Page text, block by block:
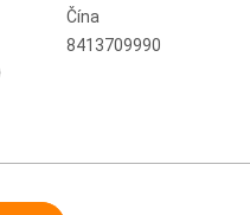
Čína
8413709990